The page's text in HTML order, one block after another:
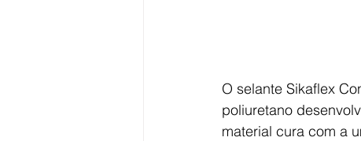
O selante Sikaflex
poliuretano
material cura com a